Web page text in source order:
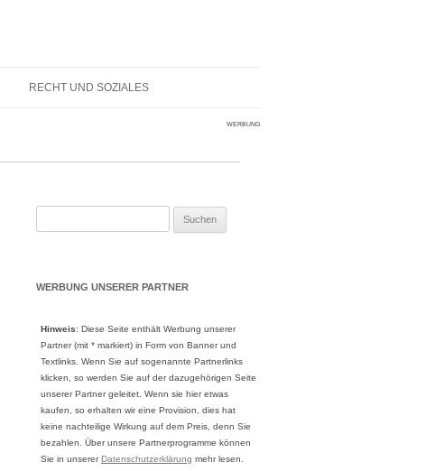
RECHT UND SOZIALES
WERBUNG
WERBUNG UNSERER PARTNER
Hinweis: Diese Seite enthält Werbung unserer
Partner (mit * markiert) in Form von Banner und
Textlinks. Wenn Sie auf sogenannte Partnerlinks
klicken, so werden Sie auf der dazugehörigen Seite
unserer Partner geleitet. Wenn sie hier etwas
kaufen, so erhalten wir eine Provision, dies hat
keine nachteilige Wirkung auf dem Preis, denn Sie
bezahlen. Über unsere Partnerprogramme können
Sie in unsererDatenschutzerklärung mehr lesen.